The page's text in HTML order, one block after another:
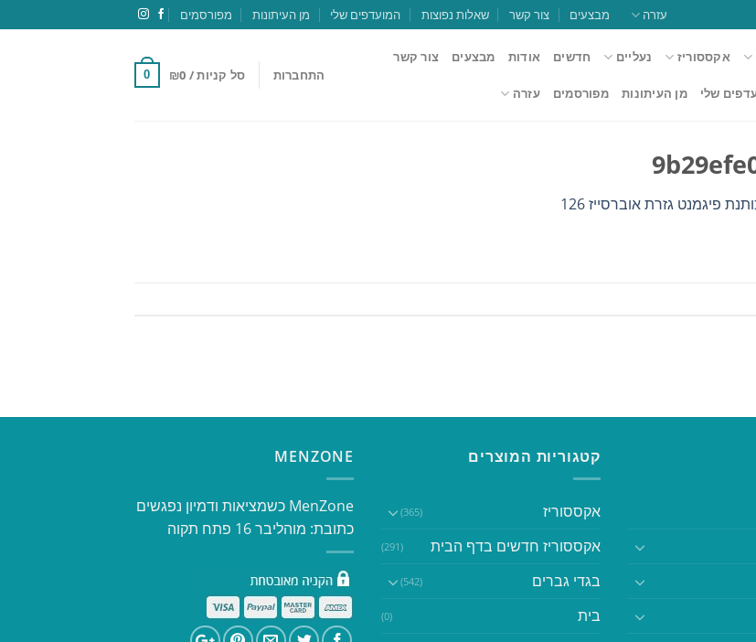
עזרה מבצעים צור קשר שאלות נפוצות המועדפים שלי מן העיתונות מפורסמים
אקססוריז נעליים חדשים אודות מבצעים צור קשר
שלי מן העיתונות מפורסמים עזרה
התחברות סל קניות / ₪0
0
קטגוריות המוצרים
אקססוריז (365)
אקססוריז חדשים בדף הבית (291)
בגדי גברים (542)
בית (0)
MENZONE
​​MenZone כשמציאות ודמיון נפגשים​
כתובת: מוהליבר 16 פתח תקוה